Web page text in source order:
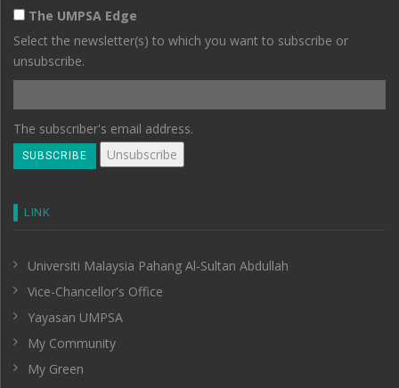
The UMPSA Edge
Select the newsletter(s) to which you want to subscribe or
unsubscribe.
The subscriber's email address.
LINK
Universiti Malaysia Pahang Al-Sultan Abdullah
Vice-Chancellor's Office
Yayasan UMPSA
My Community
My Green